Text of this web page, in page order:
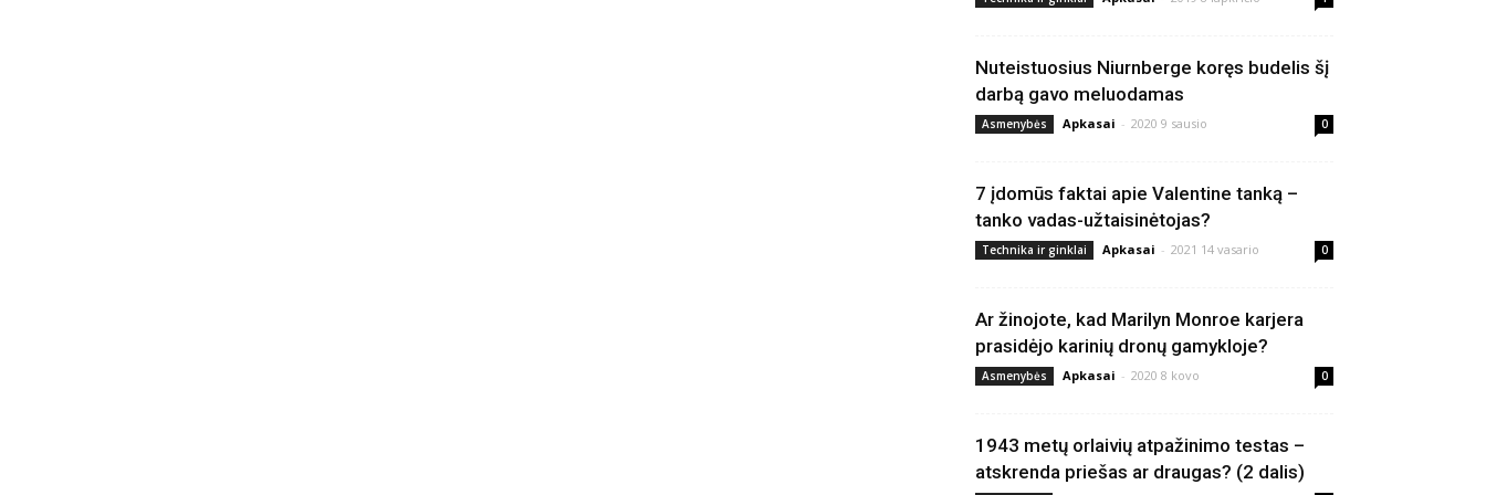
Nuteistuosius Niurnberge koręs budelis šį
darbą gavo meluodamas
Asmenybės Apkasai - 2020 9 sausio 0
7 įdomūs faktai apie Valentine tanką –
tanko vadas-užtaisinėtojas?
Technika ir ginklai Apkasai - 2021 14 vasario 0
Ar žinojote, kad Marilyn Monroe karjera
prasidėjo karinių dronų gamykloje?
Asmenybės Apkasai - 2020 8 kovo 0
1943 metų orlaivių atpažinimo testas –
atskrenda priešas ar draugas? (2 dalis)